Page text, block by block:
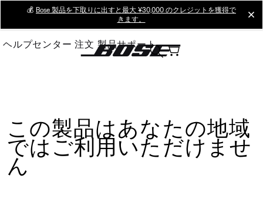
Main
💰 Bose 製品を下取りに出すと最大 ¥30,000 のクレジットを獲得で
きます。
ヘルプセンター 注文 製品サポート
この製品はあなたの地域
ではご利用いただけませ
ん